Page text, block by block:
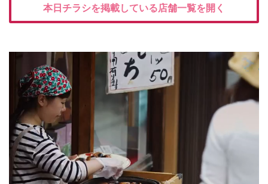
本日チラシを掲載している店舗一覧を開く